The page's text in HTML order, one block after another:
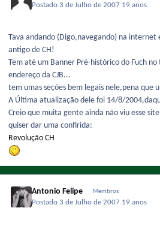
Postado 3 de Julho de 2007 19 anos
Tava andando (Digo,navegando) na
antigo de CH!
Tem até um Banner Pré-histórico do Fuch
endereço da CJB...
tem umas seções bem legais nele,pena que
A Última atualização dele foi 14/8/
Creio que muita gente ainda não viu esse
quiser dar uma confirida:
Revolução CH
Antonio Felipe Membros
Postado 3 de Julho de 2007 19 anos